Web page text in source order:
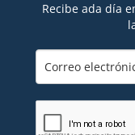
Recibe ada día